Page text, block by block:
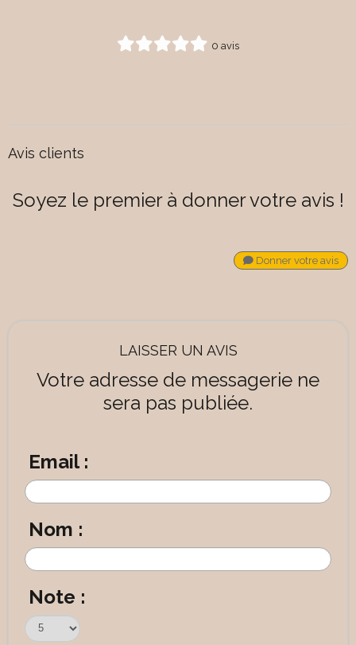
0 avis
Avis clients
Soyez le premier à donner votre avis !
Donner votre avis
LAISSER UN AVIS
Votre adresse de messagerie ne
sera pas publiée.
Email :
Nom :
Note :